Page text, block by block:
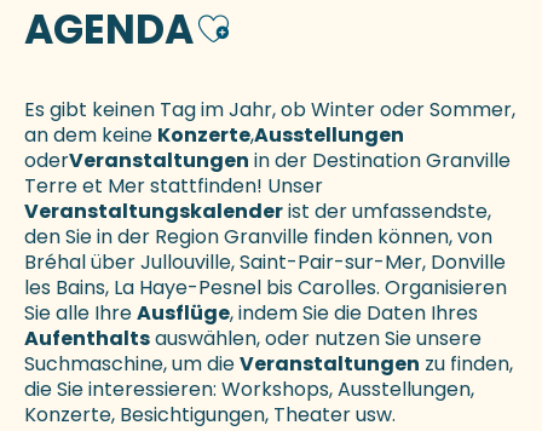
AGENDAAjouter aux favoris
Es gibt keinen Tag im Jahr, ob Winter oder Sommer,
an dem keine Konzerte,Ausstellungen
oderVeranstaltungen in der Destination Granville
Terre et Mer stattfinden! Unser
Veranstaltungskalenderist der umfassendste,
den Sie in der Region Granville finden können, von
Bréhal über Jullouville, Saint-Pair-sur-Mer, Donville
les Bains, La Haye-Pesnel bis Carolles. Organisieren
Sie alle IhreAusflüge, indem Sie die Daten Ihres
Aufenthaltsauswählen, oder nutzen Sie unsere
Suchmaschine, um dieVeranstaltungen zu finden,
die Sie interessieren: Workshops, Ausstellungen,
Konzerte, Besichtigungen, Theater usw.